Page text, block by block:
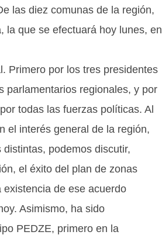
las diez comunas de la región,
la que se efectuará hoy lunes, en
Primero por los tres presidentes
parlamentarios regionales, y por
todas las fuerzas políticas. Al
el interés general de la región,
podemos discutir,
el éxito del plan de zonas
de ese acuerdo
Asimismo, ha sido
PEDZE, primero en la